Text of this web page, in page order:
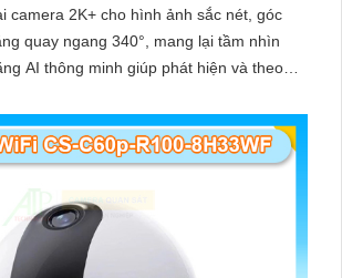
camera 2K+ cho hình ảnh sắc nét, góc
quay ngang 340°, mang lại tầm nhìn